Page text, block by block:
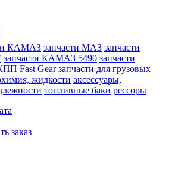
КАМАЗ запчасти МАЗ запчасти
запчасти КАМАЗ 5490 запчасти
Fast Gear запчасти для грузовых
жидкости аксессуары,
топливные баки рессоры
заказ